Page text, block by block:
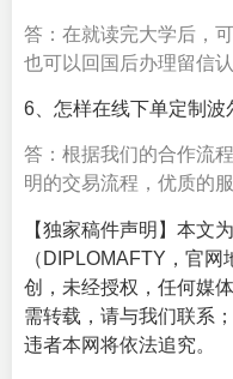
答：在就读完大学后，
也可以回国后办理留信认
6、怎样在线下单定制波
答：根据我们的合作流
明的交易流程，优质的
【独家稿件声明】本文
（DIPLOMAFTY，官
创，未经授权，任何媒
需转载，请与我们联系
违者本网将依法追究。